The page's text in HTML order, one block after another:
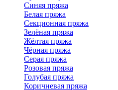
Синяя пряжа
Белая пряжа
Секционная пряжа
Зелёная пряжа
Жёлтая пряжа
Чёрная пряжа
Серая пряжа
Розовая пряжа
Голубая пряжа
Коричневая пряжа